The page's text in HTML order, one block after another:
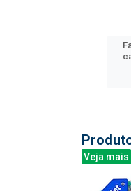
Veja mais